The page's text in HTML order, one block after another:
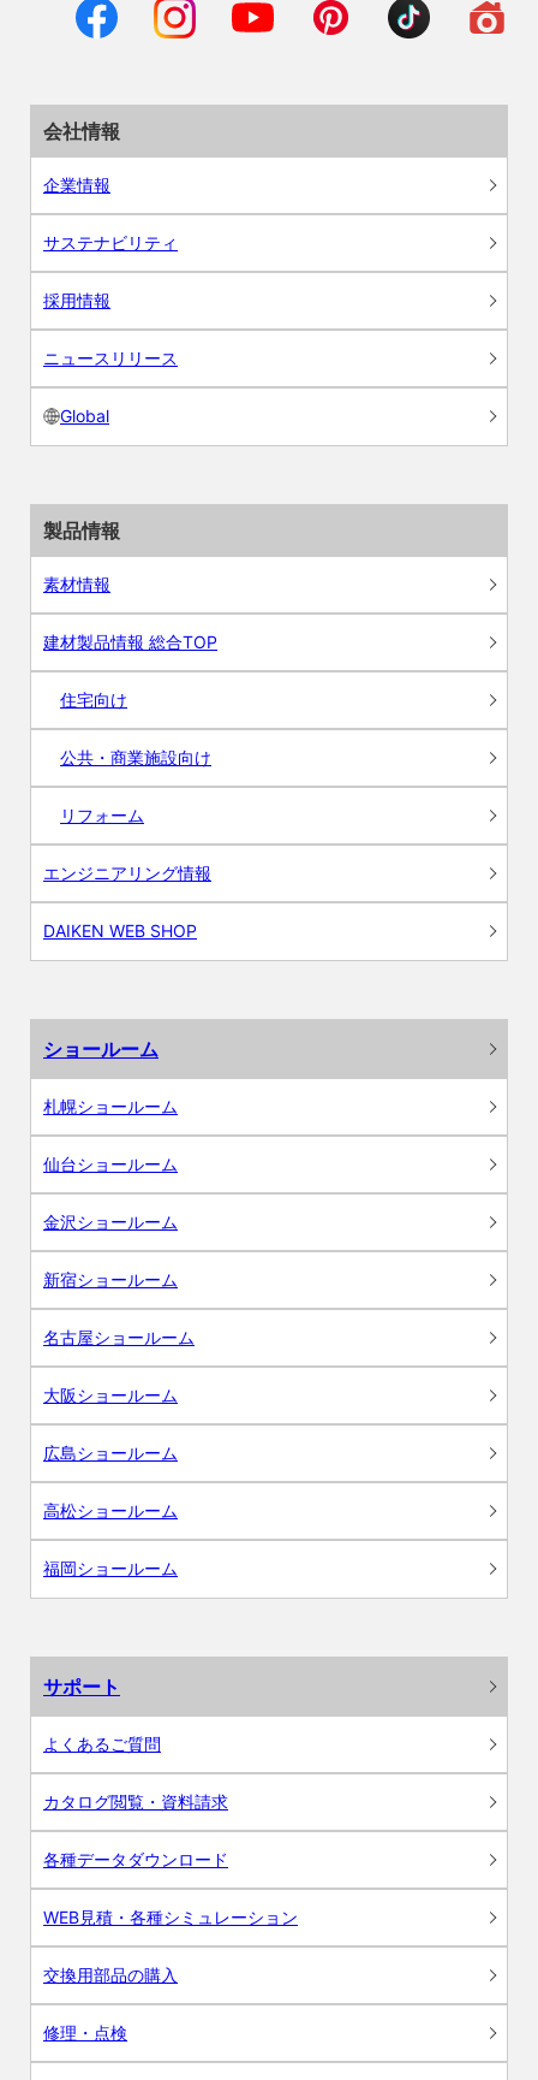
会社情報
企業情報
サステナビリティ
採用情報
ニュースリリース
Global
製品情報
素材情報
建材製品情報 総合TOP
住宅向け
公共・商業施設向け
リフォーム
エンジニアリング情報
DAIKEN WEB SHOP
ショールーム
札幌ショールーム
仙台ショールーム
金沢ショールーム
新宿ショールーム
名古屋ショールーム
大阪ショールーム
広島ショールーム
高松ショールーム
福岡ショールーム
サポート
よくあるご質問
カタログ閲覧・資料請求
各種データダウンロード
WEB見積・各種シミュレーション
交換用部品の購入
修理・点検